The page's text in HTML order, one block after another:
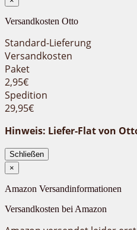
Versandkosten Otto
Standard-Lieferung
Versandkosten
Paket
2,95€
Spedition
29,95€
Hinweis: Liefer-Flat von
Schließen
×
Amazon Versandinformationen
Versandkosten bei Amazon